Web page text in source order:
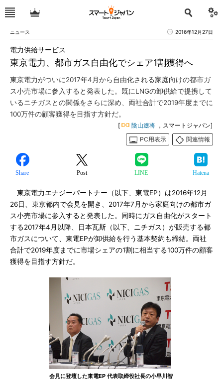
ニュース 2016年12月27日
東京電力、都市ガス自由化でシェア1割獲得へ
電力供給サービス
東京電力がついに2017年4月から自由化される家庭向けの都市ガ
ス小売市場に参入すると発表した。既にLNGの卸供給で提携して
いるニチガスとの関係をさらに深め、両社合計で2019年度までに
100万件の顧客獲得を目指す方針だ。
[ 陰山遼将 ，スマートジャパン]
PC用表示
関連情報
Share Post LINE Hatena
東京電力エナジーパートナー（以下、東電EP）は2016年12月
26日、東京都内で会見を開き、2017年7月から家庭向けの都市ガ
ス小売市場に参入すると発表した。同時にガス自由化がスタート
する2017年4月以降、日本瓦斯（以下、ニチガス）が販売する都
市ガスについて、東電EPが卸供給を行う基本契約も締結。両社
合計で2019年度までに市場シェアの1割に相当する100万件の顧客
獲得を目指す方針だ。
会見に登壇した東電EP 代表取締役社長の小早川智